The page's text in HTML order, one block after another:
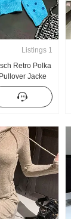
Listings 1
Retro Polka
Jacke
Wind